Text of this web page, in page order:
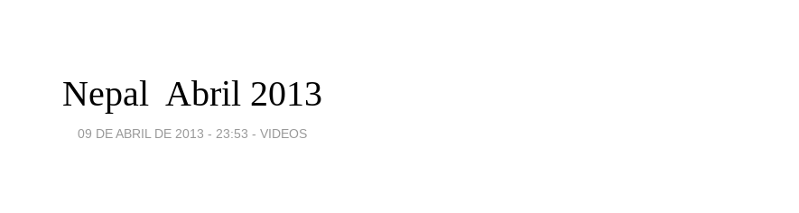
Nepal  Abril 2013
09 DE ABRIL DE 2013 - 23:53 - VIDEOS